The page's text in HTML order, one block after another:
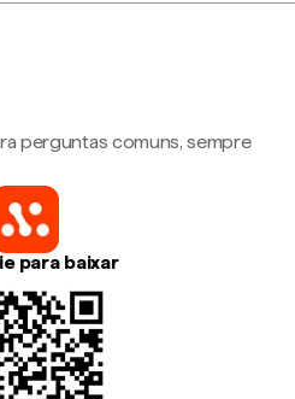
perguntas comuns, sempre
para baixar